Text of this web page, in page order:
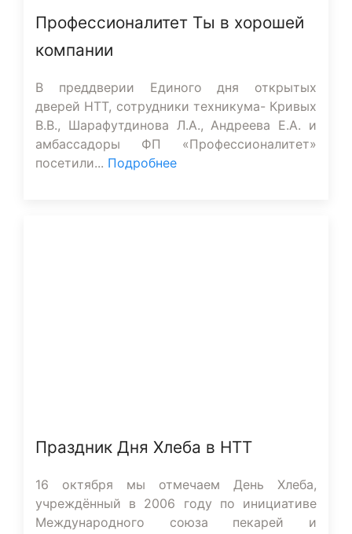
Профессионалитет Ты в хорошей
компании
В преддверии Единого дня открытых
дверей НТТ, сотрудники техникума- Кривых
В.В., Шарафутдинова Л.А., Андреева Е.А. и
амбассадоры ФП «Профессионалитет»
посетили... Подробнее
Праздник Дня Хлеба в НТТ
16 октября мы отмечаем День Хлеба,
учреждённый в 2006 году по инициативе
Международного союза пекарей и